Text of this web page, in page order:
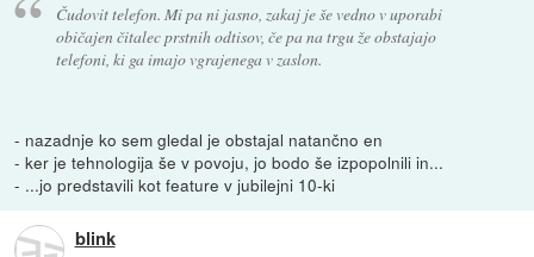
Čudovit telefon. Mi pa ni jasno, zakaj je še vedno v uporabi
običajen čitalec prstnih odtisov, če pa na trgu že obstajajo
telefoni, ki ga imajo vgrajenega v zaslon.
- nazadnje ko sem gledal je obstajal natančno en
- ker je tehnologija še v povoju, jo bodo še izpopolnili in...
- ...jo predstavili kot feature v jubilejni 10-ki
blink